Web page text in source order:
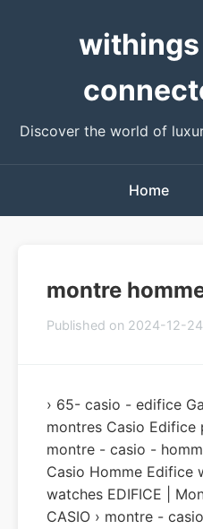
Discover the world of
Home
montre
Published on 2024-12-24
› 65- casio - edifice
montres Casio Edifice
montre - casio -
Casio Homme Edifice
watches EDIFICE |
CASIO › montre -